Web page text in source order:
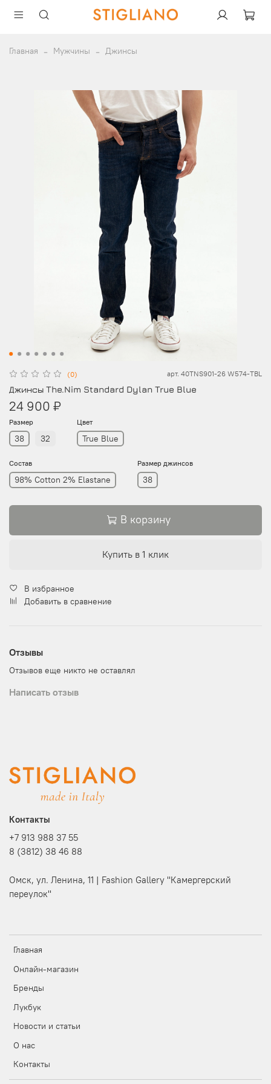
Главная Мужчины Джинсы
(0) арт. 40TNS901-26 W574-TBL
Джинсы The.Nim Standard Dylan True Blue
24 900 ₽
Размер
38 32
Цвет
True Blue
Состав
98% Cotton 2% Elastane
Размер джинсов
38
В корзину
Купить в 1 клик
В избранное
Добавить в сравнение
Отзывы
Отзывов еще никто не оставлял
Написать отзыв
Главная
Онлайн-магазин
Бренды
Лукбук
Новости и статьи
О нас
Контакты
Контакты
+7 913 988 37 55
8 (3812) 38 46 88
Омск, ул. Ленина, 11 | Fashion Gallery "Камергерский
переулок"